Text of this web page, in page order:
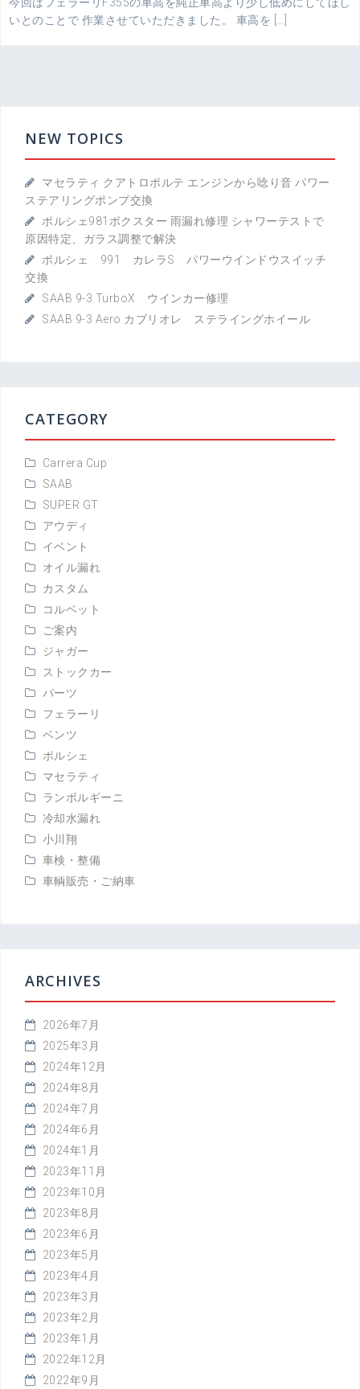
いとのことで 作業させていただきました。 車高を […]
NEW TOPICS
マセラティ クアトロポルテ エンジンから唸り音 パワー
ステアリングポンプ交換
ポルシェ981ボクスター 雨漏れ修理 シャワーテストで
原因特定、ガラス調整で解決
ポルシェ 991 カレラS パワーウインドウスイッチ
交換
SAAB 9-3 TurboX ウインカー修理
SAAB 9-3 Aero カブリオレ ステライングホイール
CATEGORY
Carrera Cup
SAAB
SUPER GT
アウディ
イベント
オイル漏れ
カスタム
コルベット
ご案内
ジャガー
ストックカー
パーツ
フェラーリ
ベンツ
ポルシェ
マセラティ
ランボルギーニ
冷却水漏れ
小川翔
車検・整備
車輌販売・ご納車
ARCHIVES
2026年7月
2025年3月
2024年12月
2024年8月
2024年7月
2024年6月
2024年1月
2023年11月
2023年10月
2023年8月
2023年6月
2023年5月
2023年4月
2023年3月
2023年2月
2023年1月
2022年12月
2022年9月